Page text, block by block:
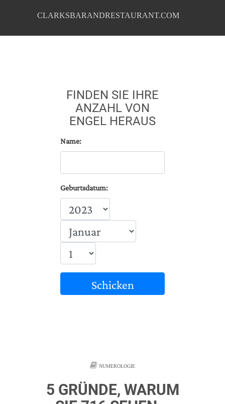
CLARKSBARANDRESTAURANT.COM
FINDEN SIE IHRE
ANZAHL VON
ENGEL HERAUS
Name:
Geburtsdatum:
Schicken
NUMEROLOGIE
5 GRÜNDE, WARUM